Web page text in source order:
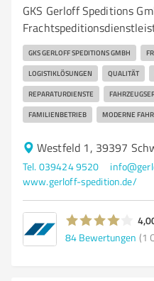
GKS Gerloff Speditions
GKS GERLOFF SPEDITIONS GMBH
LOGISTIKLÖSUNGEN QUALITÄT
REPARATURDIENSTE
FAMILIENBETRIEB MODERNE
Westfeld 1, 39397
Tel. 039424 9520
www.gerloff-spedition.de/
84 Bewertungen (1